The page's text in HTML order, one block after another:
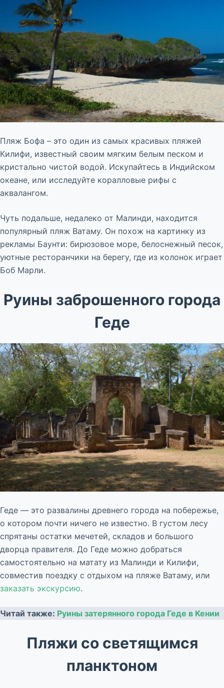
Пляж Бофа – это один из самых красивых пляжей
Килифи, известный своим мягким белым песком и
кристально чистой водой. Искупайтесь в Индийском
океане, или исследуйте коралловые рифы с
аквалангом.
Чуть подальше, недалеко от Малинди, находится
популярный пляж Ватаму. Он похож на картинку из
рекламы Баунти: бирюзовое море, белоснежный песок,
уютные ресторанчики на берегу, где из колонок играет
Боб Марли.
Руины заброшенного города
Геде
Геде — это развалины древнего города на побережье,
о котором почти ничего не известно. В густом лесу
спрятаны остатки мечетей, складов и большого
дворца правителя. До Геде можно добраться
самостоятельно на матату из Малинди и Килифи,
совместив поездку с отдыхом на пляже Ватаму, или
заказать экскурсию.
Читай также: Руины затерянного города Геде в Кении
Пляжи со светящимся
планктоном